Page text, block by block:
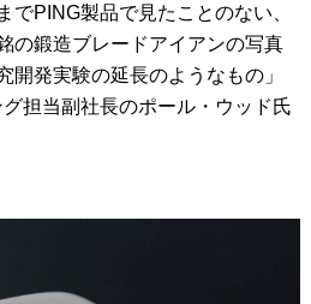
でPING製品で見たことのない、
の鍛造ブレードアイアンの写真
開発実験の延長のようなもの」
担当副社長のポール・ウッド氏